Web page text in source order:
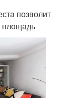
позволит
площадь